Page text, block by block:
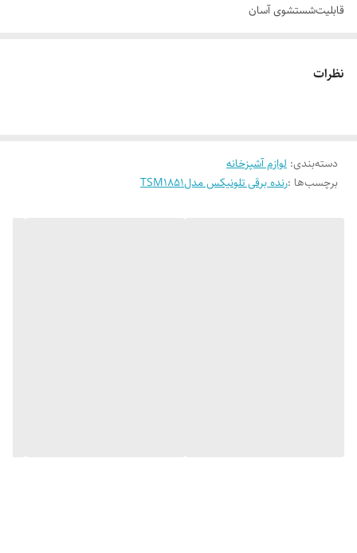
قابلیت‌شستشوی آسان
نظرات
دسته‌بندی: لوازم آشپزخانه
برچسب‌ها :رنده برقی تلونیکس مدلTSM1851